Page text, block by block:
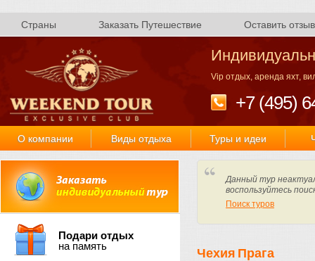
Страны Заказать Путешествие Оставить отзыв
Vip отдых, аренда яхт,
+7 (495)
О компании Виды отдыха Туры и идеи
Подари отдых
на память
Данный тур
воспользуйтесь
Поиск туров
Чехия Прага